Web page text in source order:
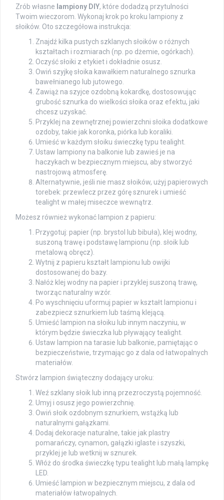
Zrób własne lampiony DIY, które dodadzą przytulności
Twoim wieczorom. Wykonaj krok po kroku lampiony z
słoików. Oto szczegółowa instrukcja:
Znajdź kilka pustych szklanych słoików o różnych
kształtach i rozmiarach (np. po dżemie, ogórkach).
Oczyść słoiki z etykiet i dokładnie osusz.
Owiń szyjkę słoika kawałkiem naturalnego sznurka
bawełnianego lub jutowego.
Zawiąż na szyjce ozdobną kokardkę, dostosowując
grubość sznurka do wielkości słoika oraz efektu, jaki
chcesz uzyskać.
Przyklej na zewnętrznej powierzchni słoika dodatkowe
ozdoby, takie jak koronka, piórka lub koraliki.
Umieść w każdym słoiku świeczkę typu tealight.
Ustaw lampiony na balkonie lub zawieś je na
haczykach w bezpiecznym miejscu, aby stworzyć
nastrojową atmosferę.
Alternatywnie, jeśli nie masz słoików, użyj papierowych
torebek: przewlecz przez górę sznurek i umieść
tealight w małej miseczce wewnątrz.
Możesz również wykonać lampion z papieru:
Przygotuj: papier (np. brystol lub bibuła), klej wodny,
suszoną trawę i podstawę lampionu (np. słoik lub
metalową obręcz).
Wytnij z papieru kształt lampionu lub owijki
dostosowanej do bazy.
Nałóż klej wodny na papier i przyklej suszoną trawę,
tworząc naturalny wzór.
Po wyschnięciu uformuj papier w kształt lampionu i
zabezpiecz sznurkiem lub taśmą klejącą.
Umieść lampion na słoiku lub innym naczyniu, w
którym będzie świeczka lub pływający tealight.
Ustaw lampion na tarasie lub balkonie, pamiętając o
bezpieczeństwie, trzymając go z dala od łatwopalnych
materiałów.
Stwórz lampion świąteczny dodający uroku:
Weź szklany słoik lub inną przezroczystą pojemność.
Umyj i osusz jego powierzchnię.
Owiń słoik ozdobnym sznurkiem, wstążką lub
naturalnymi gałązkami.
Dodaj dekoracje naturalne, takie jak plastry
pomarańczy, cynamon, gałązki iglaste i szyszki,
przyklej je lub wetknij w sznurek.
Włóż do środka świeczkę typu tealight lub małą lampkę
LED.
Umieść lampion w bezpiecznym miejscu, z dala od
materiałów łatwopalnych.